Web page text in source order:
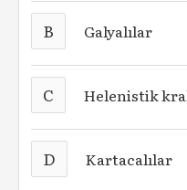
B Galyalılar
C Helenistik
D Kartacalılar